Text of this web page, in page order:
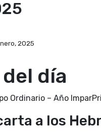
2025
día
Ordinario – Año
a los